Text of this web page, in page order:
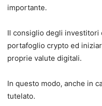
importante.
Il consiglio degli
portafoglio crypto ed
proprie valute digitali.
In questo modo, anche in
tutelato.